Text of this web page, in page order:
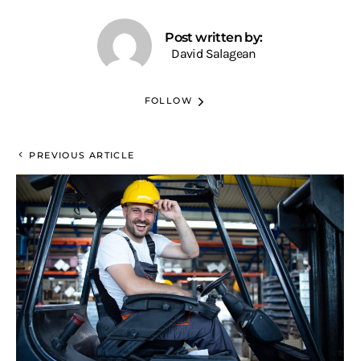
Post written by:
David Salagean
FOLLOW
PREVIOUS ARTICLE